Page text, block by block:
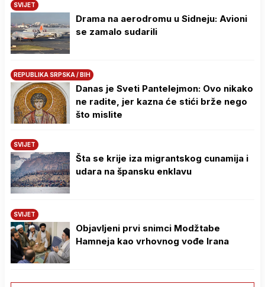
SVIJET
Drama na aerodromu u Sidneju: Avioni
se zamalo sudarili
REPUBLIKA SRPSKA / BIH
Danas je Sveti Pantelejmon: Ovo nikako
ne radite, jer kazna će stići brže nego
što mislite
SVIJET
Šta se krije iza migrantskog cunamija i
udara na špansku enklavu
SVIJET
Objavljeni prvi snimci Modžtabe
Hamneja kao vrhovnog vođe Irana